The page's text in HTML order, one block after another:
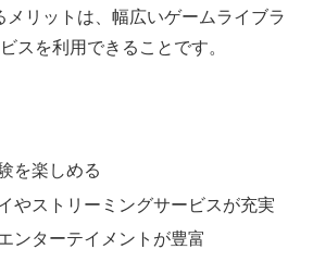
メリットは、幅広いゲームライブラ
スを利用できることです。
を楽しめる
やストリーミングサービスが充実
ンターテイメントが豊富